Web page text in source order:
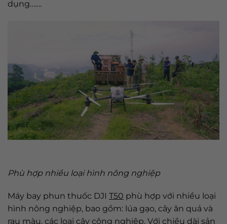
dụng…….
Phù hợp nhiều loại hình nông nghiệp
Máy bay phun thuốc DJI T50 phù hợp với nhiều loại
hình nông nghiệp, bao gồm: lúa gạo, cây ăn quả và
rau màu, các loại cây công nghiệp. Với chiều dài sản